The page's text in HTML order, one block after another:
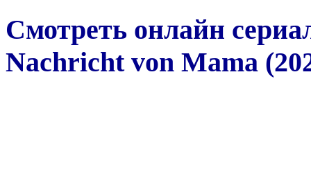
Смотреть онлайн
Nachricht von Mama